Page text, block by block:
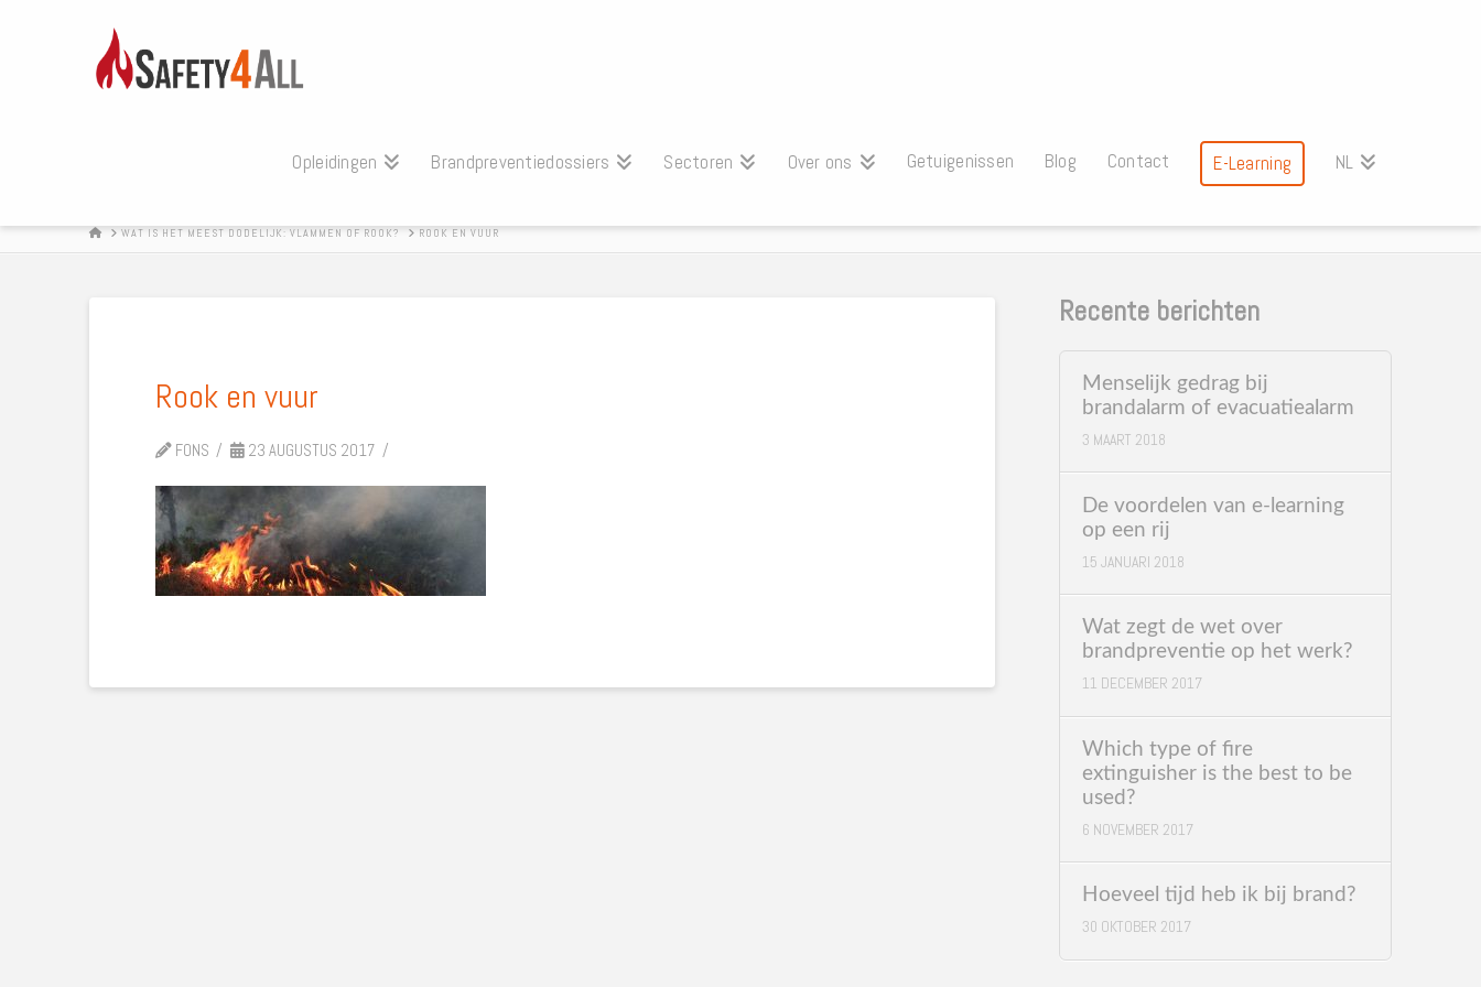
Opleidingen Brandpreventiedossiers Sectoren Over ons Getuigenissen Blog Contact E-Learning NL
HOMEWAT IS HET MEEST DODELIJK: VLAMMEN OF ROOK? ROOK EN VUUR
Rook en vuur
FONS 23 AUGUSTUS 2017
Recente berichten
Menselijk gedrag bij
brandalarm of evacuatiealarm
3 MAART 2018
De voordelen van e-learning
op een rij
15 JANUARI 2018
Wat zegt de wet over
brandpreventie op het werk?
11 DECEMBER 2017
Which type of fire
extinguisher is the best to be
used?
6 NOVEMBER 2017
Hoeveel tijd heb ik bij brand?
30 OKTOBER 2017